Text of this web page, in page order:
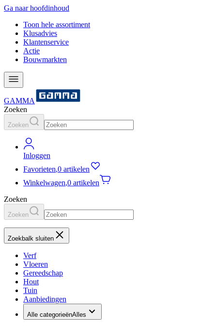
Ga naar hoofdinhoud
Toon hele assortiment
Klusadvies
Klantenservice
Actie
Bouwmarkten
GAMMA
Zoeken
Zoeken
Inloggen
Favorieten,0 artikelen
Winkelwagen,0 artikelen
Zoeken
Zoeken
Zoekbalk sluiten
Verf
Vloeren
Gereedschap
Hout
Tuin
Aanbiedingen
Alle categorieënAlles